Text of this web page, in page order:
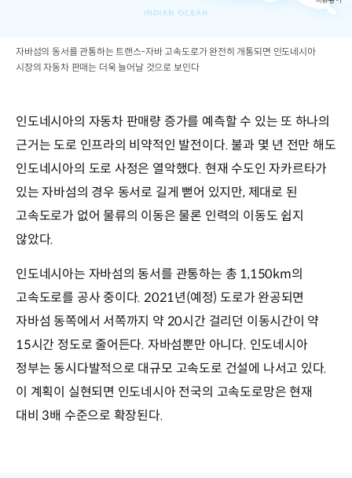
자바섬의 동서를 관통하는 트랜스-자바 고속도로가 완전히 개통되면 인도네시아
시장의 자동차 판매는 더욱 늘어날 것으로 보인다
인도네시아의 자동차 판매량 증가를 예측할 수 있는 또 하나의
근거는 도로 인프라의 비약적인 발전이다. 불과 몇 년 전만 해도
인도네시아의 도로 사정은 열악했다. 현재 수도인 자카르타가
있는 자바섬의 경우 동서로 길게 뻗어 있지만, 제대로 된
고속도로가 없어 물류의 이동은 물론 인력의 이동도 쉽지
않았다.
인도네시아는 자바섬의 동서를 관통하는 총 1,150km의
고속도로를 공사 중이다. 2021년(예정) 도로가 완공되면
자바섬 동쪽에서 서쪽까지 약 20시간 걸리던 이동시간이 약
15시간 정도로 줄어든다. 자바섬뿐만 아니다. 인도네시아
정부는 동시다발적으로 대규모 고속도로 건설에 나서고 있다.
이 계획이 실현되면 인도네시아 전국의 고속도로망은 현재
대비 3배 수준으로 확장된다.